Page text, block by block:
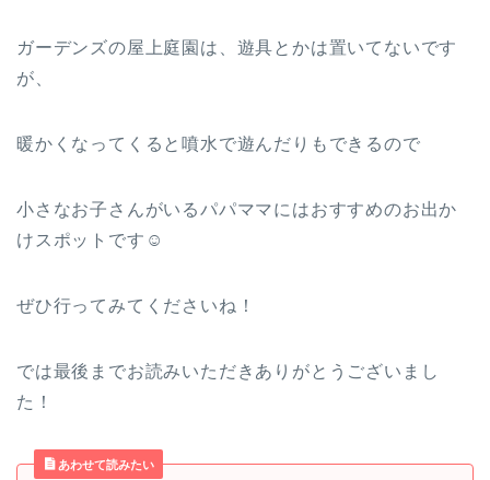
ガーデンズの屋上庭園は、遊具とかは置いてないです
が、
暖かくなってくると噴水で遊んだりもできるので
小さなお子さんがいるパパママにはおすすめのお出か
けスポットです☺
ぜひ行ってみてくださいね！
では最後までお読みいただきありがとうございまし
た！
あわせて読みたい